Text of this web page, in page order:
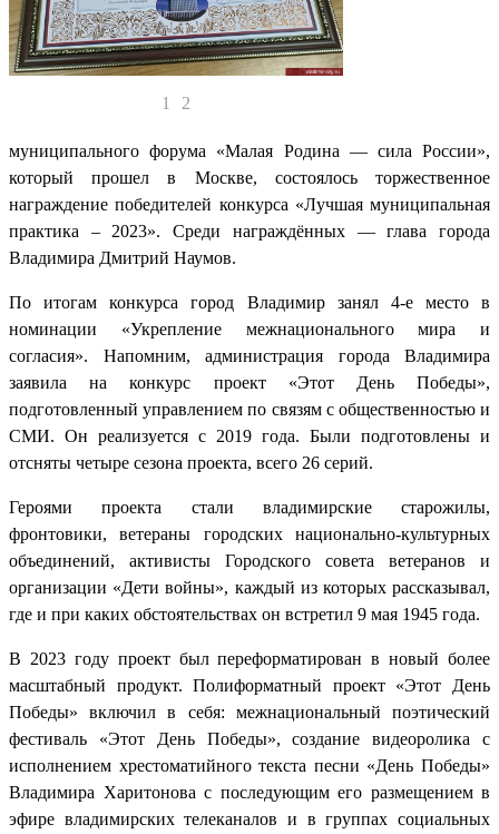
1 2
муниципального форума «Малая Родина — сила России»,
который прошел в Москве, состоялось торжественное
награждение победителей конкурса «Лучшая муниципальная
практика – 2023». Среди награждённых — глава города
Владимира Дмитрий Наумов.
По итогам конкурса город Владимир занял 4-е место в
номинации «Укрепление межнационального мира и
согласия». Напомним, администрация города Владимира
заявила на конкурс проект «Этот День Победы»,
подготовленный управлением по связям с общественностью и
СМИ. Он реализуется с 2019 года. Были подготовлены и
отсняты четыре сезона проекта, всего 26 серий.
Героями проекта стали владимирские старожилы,
фронтовики, ветераны городских национально-культурных
объединений, активисты Городского совета ветеранов и
организации «Дети войны», каждый из которых рассказывал,
где и при каких обстоятельствах он встретил 9 мая 1945 года.
В 2023 году проект был переформатирован в новый более
масштабный продукт. Полиформатный проект «Этот День
Победы» включил в себя: межнациональный поэтический
фестиваль «Этот День Победы», создание видеоролика с
исполнением хрестоматийного текста песни «День Победы»
Владимира Харитонова с последующим его размещением в
эфире владимирских телеканалов и в группах социальных